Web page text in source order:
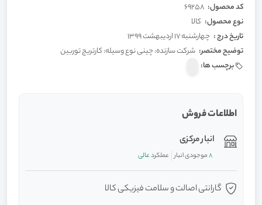
کد محصول: 69258
نوع محصول: کالا
تاریخ درج : چهارشنبه 17 اردیبهشت 1399
توضیح مختصر: شرکت سازنده: چینی نوع وسیله: کارتریج توربین
برچسب ها:
اطلاعات فروش
انبار مرکزی
8موجودی انبار عملکردعالی
گارانتی اصالت و سلامت فیزیکی کالا